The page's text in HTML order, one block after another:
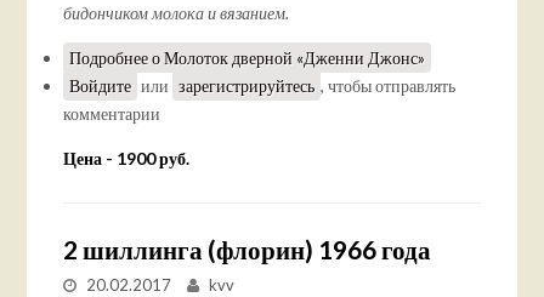
бидончиком молока и вязанием.
Подробнеео Молоток дверной «Дженни Джонс»
Войдите или зарегистрируйтесь , чтобы отправлять
комментарии
Цена - 1900 руб.
2 шиллинга (флорин) 1966 года
20.02.2017 kvv